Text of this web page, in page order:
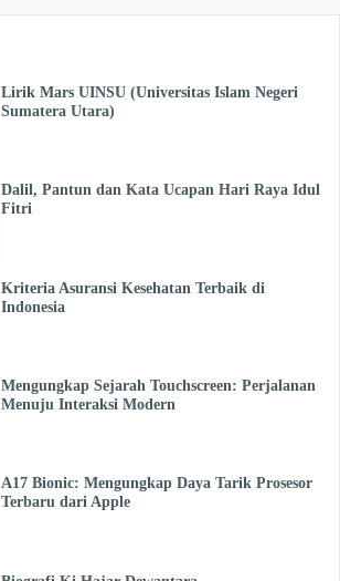
Lirik Mars UINSU (Universitas Islam Negeri
Sumatera Utara)
Dalil, Pantun dan Kata Ucapan Hari Raya Idul
Fitri
Kriteria Asuransi Kesehatan Terbaik di
Indonesia
Mengungkap Sejarah Touchscreen: Perjalanan
Menuju Interaksi Modern
A17 Bionic: Mengungkap Daya Tarik Prosesor
Terbaru dari Apple